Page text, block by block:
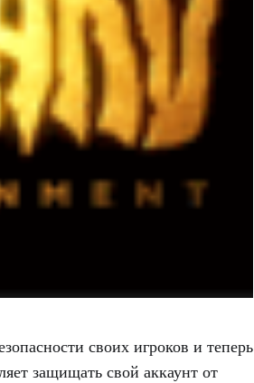
своих игроков и теперь
защищать свой аккаунт от